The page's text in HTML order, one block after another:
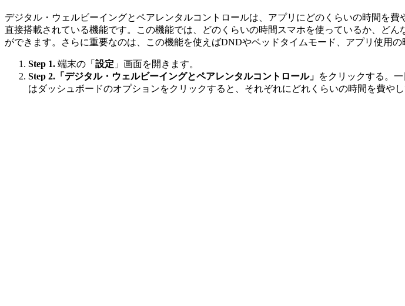
デジタル・ウェルビーイングとペアレンタルコントロールは、アプリにどのくらいの時間を
直接搭載されている機能です。この機能では、どのくらいの時間スマホを使っているか、ど
ができます。さらに重要なのは、この機能を使えばDNDやベッドタイムモード、アプリ使用
Step 1. 端末の「 設定 」画面を開きます。
Step 2. 「デジタル・ウェルビーイングとペアレンタルコントロール」 をクリックする。
はダッシュボードのオプションをクリックすると、それぞれにどれくらいの時間を費やし